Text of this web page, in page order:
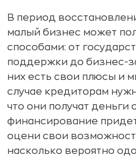
В период
малый бизнес может
способами: от
поддержки до бизнес-
них есть свои плюсы и
случае кредиторам
что они получат деньги
финансирование
оцени свои
насколько вероятно